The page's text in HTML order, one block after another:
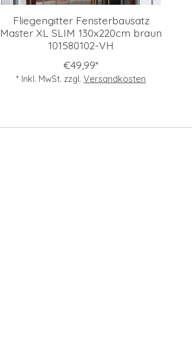
Fliegengitter Fensterbausatz
Master XL SLIM 130x220cm braun
101580102-VH
€49,99*
* Inkl. MwSt. zzgl.Versandkosten